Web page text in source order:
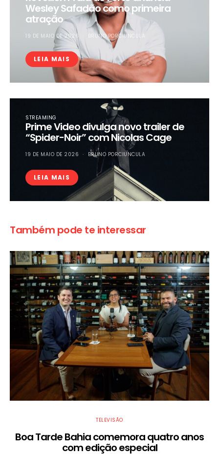
Wesley Safadão como primeira
atração
19 DE MAIO DE 2026 BRUNO PORCIUNCULA
LEIA MAIS
STREAMING
Prime Video divulga novo trailer de
“Spider-Noir” com Nicolas Cage
19 DE MAIO DE 2026 BRUNO PORCIUNCULA
LEIA MAIS
Também pode te interessar
TELEVISÃO
Boa Tarde Bahia comemora quatro anos
com edição especial